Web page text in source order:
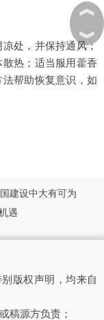
处，并保持通风；
热；适当服用藿香
帮助恢复意识，如
建设中大有可为
遇
版权声明，均来自
稿源方负责；
︽
︾